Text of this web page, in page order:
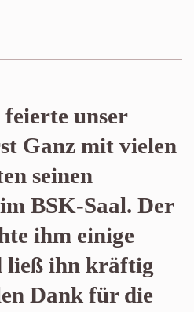
feierte unser
Ganz mit vielen
seinen
BSK-Saal. Der
ihm einige
ließ ihn kräftig
Dank für die